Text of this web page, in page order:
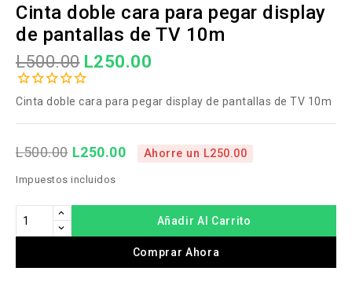
Cinta doble cara para pegar display
de pantallas de TV 10m
L500.00 L250.00
Cinta doble cara para pegar display de pantallas de TV 10m
L500.00 L250.00 Ahorre un L250.00
Impuestos incluidos
Añadir Al Carrito
Comprar Ahora